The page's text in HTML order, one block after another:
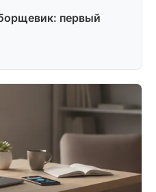
первый